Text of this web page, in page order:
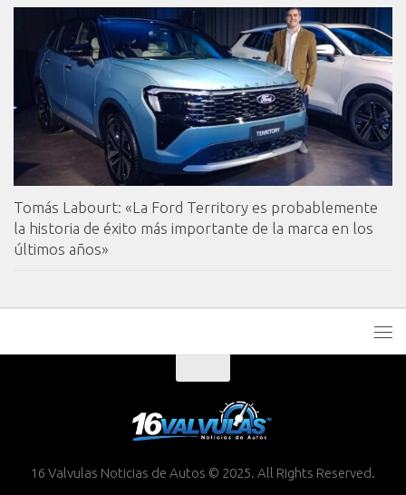
Tomás Labourt: «La Ford Territory es probablemente
la historia de éxito más importante de la marca en los
últimos años»
16 Valvulas Noticias de Autos © 2025. All Rights Reserved.